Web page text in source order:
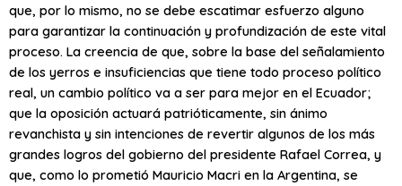
que, por lo mismo, no se debe escatimar esfuerzo alguno
para garantizar la continuación y profundización de este vital
proceso. La creencia de que, sobre la base del señalamiento
de los yerros e insuficiencias que tiene todo proceso político
real, un cambio político va a ser para mejor en el Ecuador;
que la oposición actuará patrióticamente, sin ánimo
revanchista y sin intenciones de revertir algunos de los más
grandes logros del gobierno del presidente Rafael Correa, y
que, como lo prometió Mauricio Macri en la Argentina, se